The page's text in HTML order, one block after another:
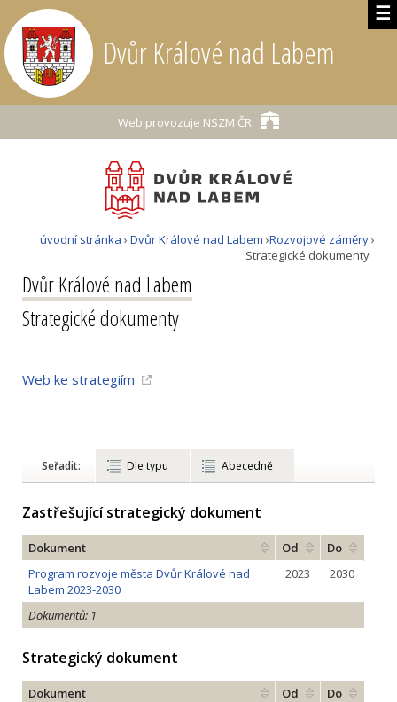
☰
Dvůr Králové nad Labem
Web provozuje NSZM ČR
úvodní stránka › Dvůr Králové nad Labem ›Rozvojové záměry›
Strategické dokumenty
Dvůr Králové nad Labem
Strategické dokumenty
Web ke strategiím
Seřadit: Dle typu Abecedně
Zastřešující strategický dokument
Dokument Od
Do
Program rozvoje města Dvůr Králové nad
Labem 2023-2030
2023 2030
Dokumentů: 1
Strategický dokument
Dokument Od
Do